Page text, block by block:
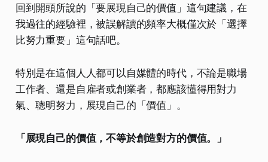
回到開頭所說的「要展現自己的價值」這句建議，在
我過往的經驗裡，被誤解讀的頻率大概僅次於「選擇
比努力重要」這句話吧。
特別是在這個人人都可以自媒體的時代，不論是職場
工作者、還是自雇者或創業者，都應該懂得用對力
氣、聰明努力，展現自己的「價值」。
「展現自己的價值，不等於創造對方的價值。」